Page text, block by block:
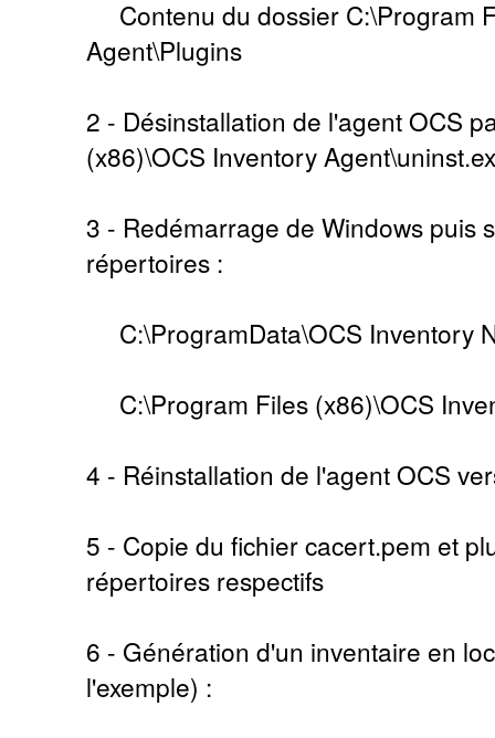
Contenu du dossier C:\Program
Agent\Plugins
2 - Désinstallation de l'agent OCS
(x86)\OCS Inventory
3 - Redémarrage de Windows puis
répertoires :
C:\ProgramData\OCS Inventory
C:\Program Files (x86)\OCS
4 - Réinstallation de l'agent OCS
5 - Copie du fichier cacert.pem et
répertoires respectifs
6 - Génération d'un inventaire en
l'exemple) :